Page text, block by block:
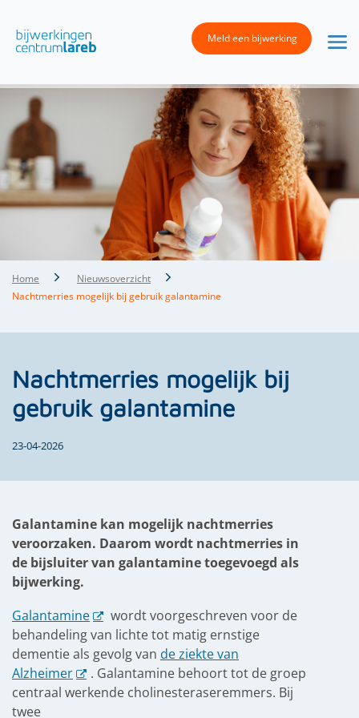
Meld een bijwerking
Home
Nieuwsoverzicht
Nachtmerries mogelijk bij gebruik galantamine
Nachtmerries mogelijk bij
gebruik galantamine
23-04-2026
Galantamine kan mogelijk nachtmerries
veroorzaken. Daarom wordt nachtmerries in
de bijsluiter van galantamine toegevoegd als
bijwerking.
Galantamine
wordtvoorgeschreven voor de
behandeling van lichte tot matig ernstige
dementie als gevolg van de ziekte van
Alzheimer
. Galantamine behoort tot de groep
centraal werkende cholinesteraseremmers. Bij
twee